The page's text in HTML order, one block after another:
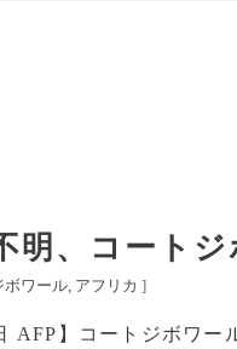
明、コート
ボワール アフリカ ]
AFP】コートジボワー